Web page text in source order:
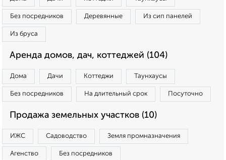
Без посредников Деревянные Из сип панелей
Из бруса
Аренда домов, дач, коттеджей (104)
Дома Дачи Коттеджи Таунхаусы
Без посредников На длительный срок Посуточно
Продажа земельных участков (10)
ИЖС Садоводство Земля промназначения
Агенство Без посредников